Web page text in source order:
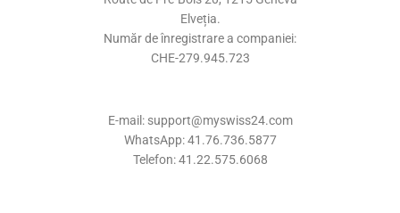
Elveția.
Număr de înregistrare a companiei:
CHE-279.945.723
E-mail: support@myswiss24.com
WhatsApp: 41.76.736.5877
Telefon: 41.22.575.6068